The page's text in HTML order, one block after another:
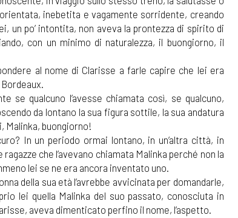
inebetita e vagamente sorridente, creando
un po’ intontita, non aveva la prontezza di spirito di
con un minimo di naturalezza, il buongiorno, il
al nome di Clarisse a farle capire che lei era
se qualcuno l’avesse chiamata così, se qualcuno,
da lontano la sua figura sottile, la sua andatura
Malinka, buongiorno!
In un periodo ormai lontano, in un’altra città, in
che l’avevano chiamata Malinka perché non la
lei se ne era ancora inventato uno.
della sua età l’avrebbe avvicinata per domandarle,
lei quella Malinka del suo passato, conosciuta in
aveva dimenticato perfino il nome, l’aspetto.